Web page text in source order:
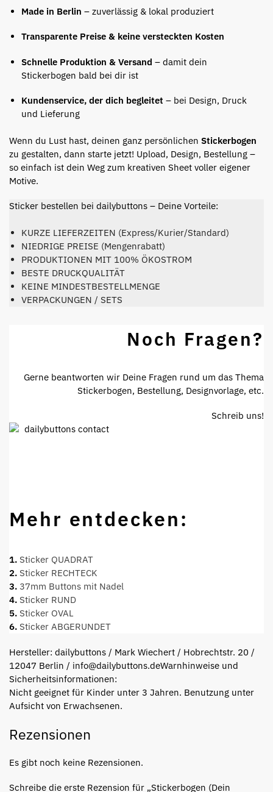
Made in Berlin – zuverlässig & lokal produziert
Transparente Preise & keine versteckten Kosten
Schnelle Produktion & Versand – damit dein
Stickerbogen bald bei dir ist
Kundenservice, der dich begleitet – bei Design, Druck
und Lieferung
Wenn du Lust hast, deinen ganz persönlichen Stickerbogen
zu gestalten, dann starte jetzt! Upload, Design, Bestellung –
so einfach ist dein Weg zum kreativen Sheet voller eigener
Motive.
Sticker bestellen bei dailybuttons – Deine Vorteile:
KURZE LIEFERZEITEN (Express/Kurier/Standard)
NIEDRIGE PREISE (Mengenrabatt)
PRODUKTIONEN MIT 100% ÖKOSTROM
BESTE DRUCKQUALITÄT
KEINE MINDESTBESTELLMENGE
VERPACKUNGEN / SETS
Noch Fragen?
Gerne beantworten wir Deine Fragen rund um das Thema
Stickerbogen, Bestellung, Designvorlage, etc.
Schreib uns!
Mehr entdecken:
1. Sticker QUADRAT
2. Sticker RECHTECK
3. 37mm Buttons mit Nadel
4. Sticker RUND
5. Sticker OVAL
6. Sticker ABGERUNDET
Hersteller: dailybuttons / Mark Wiechert / Hobrechtstr. 20 /
12047 Berlin / info@dailybuttons.deWarnhinweise und
Sicherheitsinformationen:
Nicht geeignet für Kinder unter 3 Jahren. Benutzung unter
Aufsicht von Erwachsenen.
Rezensionen
Es gibt noch keine Rezensionen.
Schreibe die erste Rezension für „Stickerbogen (Dein